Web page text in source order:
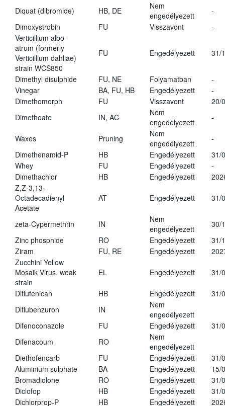
Diquat (dibromide) HB, DE
Nem
engedélyezett
-
Dimoxystrobin
FU Visszavont
-
Verticillium albo-
atrum (formerly
Verticillium dahliae)
strain WCS850
FU Engedélyezett 31/
Dimethyl disulphide FU, NE Folyamatban
-
Vinegar
BA, FU, HB Engedélyezett
-
Dimethomorph
FU Visszavont
20/
Dimethoate
IN, AC
Nem
engedélyezett
-
Waxes Pruning
Nem
engedélyezett
-
Dimethenamid-P
HB Engedélyezett
31/
Whey
FU Engedélyezett
-
Dimethachlor
HB Engedélyezett
Z,Z-3,13-
Octadecadienyl
Acetate
AT Engedélyezett 31/
zeta-Cypermethrin IN
Nem
engedélyezett
30/
Zinc phosphide
RO Engedélyezett
31/
Ziram
FU, RE Engedélyezett
Zucchini Yellow
Mosaik Virus, weak
strain
EL Engedélyezett 31/
Diflufenican HB Engedélyezett
31/
Diflubenzuron
IN
Nem
engedélyezett
Difenoconazole
FU Engedélyezett
31/
Difenacoum
RO
Nem
engedélyezett
Diethofencarb
FU Engedélyezett
31/
Aluminium sulphate
BA Engedélyezett
15/
Bromadiolone
RO Engedélyezett
31/
Diclofop
HB Engedélyezett
31/
Dichlorprop-P
HB Engedélyezett